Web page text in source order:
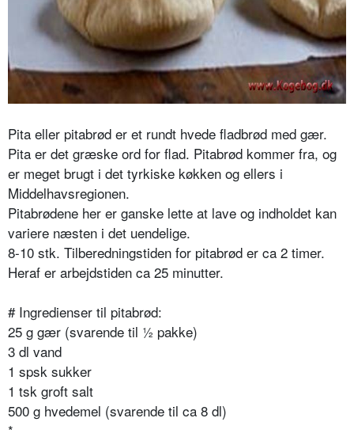
Pita eller pitabrød er et rundt hvede fladbrød med gær.
Pita er det græske ord for flad. Pitabrød kommer fra, og
er meget brugt i det tyrkiske køkken og ellers i
Middelhavsregionen.
Pitabrødene her er ganske lette at lave og indholdet kan
variere næsten i det uendelige.
8-10 stk. Tilberedningstiden for pitabrød er ca 2 timer.
Heraf er arbejdstiden ca 25 minutter.
# Ingredienser til pitabrød:
25 g gær (svarende til ½ pakke)
3 dl vand
1 spsk sukker
1 tsk groft salt
500 g hvedemel (svarende til ca 8 dl)
*